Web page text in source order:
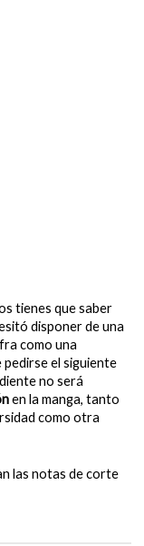
tienes que saber
disponer de una
como una
pedirse el siguiente
no será
en la manga, tanto
como otra
las notas de corte